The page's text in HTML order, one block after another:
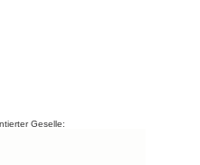
Geselle: